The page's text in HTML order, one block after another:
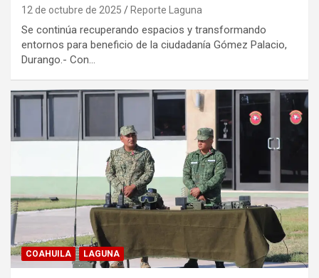
12 de octubre de 2025 Reporte Laguna
Se continúa recuperando espacios y transformando
entornos para beneficio de la ciudadanía Gómez Palacio,
Durango.- Con…
COAHUILA LAGUNA